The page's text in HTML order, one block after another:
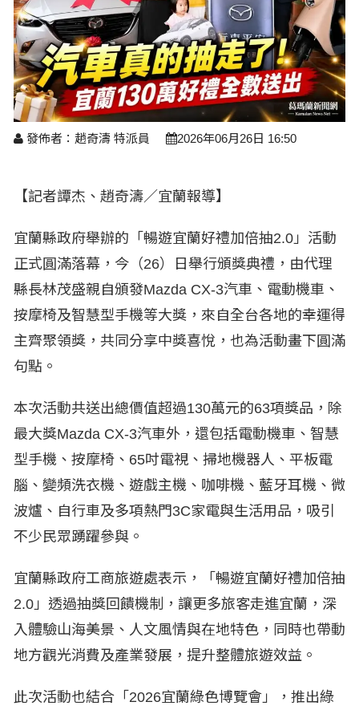
軍事新聞
五合一選舉
話說文史
水色流光映城東～名家齊聚展藝風
美食料理
景點介紹
衞生保健
【博愛醫療公益服務隊】專欄
科技新知
產業招商
求職徵才
財經稅務
房產理財
我要爆料
網友爆料
檢舉投訴
活動專頁
讀者投稿
全國運動會
宜蘭綠色博覽會
運動賽事
發佈者：趙奇濤 特派員 2026年06月26日 16:50
【記者譚杰、趙奇濤／宜蘭報導】
宜蘭縣政府舉辦的「暢遊宜蘭好禮加倍抽2.0」活動
正式圓滿落幕，今（26）日舉行頒獎典禮，由代理
縣長林茂盛親自頒發Mazda CX-3汽車、電動機車、
按摩椅及智慧型手機等大獎，來自全台各地的幸運得
主齊聚領獎，共同分享中獎喜悅，也為活動畫下圓滿
句點。
本次活動共送出總價值超過130萬元的63項獎品，除
最大獎Mazda CX-3汽車外，還包括電動機車、智慧
型手機、按摩椅、65吋電視、掃地機器人、平板電
腦、變頻洗衣機、遊戲主機、咖啡機、藍牙耳機、微
波爐、自行車及多項熱門3C家電與生活用品，吸引
不少民眾踴躍參與。
宜蘭縣政府工商旅遊處表示，「暢遊宜蘭好禮加倍抽
2.0」透過抽獎回饋機制，讓更多旅客走進宜蘭，深
入體驗山海美景、人文風情與在地特色，同時也帶動
地方觀光消費及產業發展，提升整體旅遊效益。
此次活動也結合「2026宜蘭綠色博覽會」，推出綠